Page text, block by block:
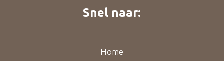
Snel naar:
Home